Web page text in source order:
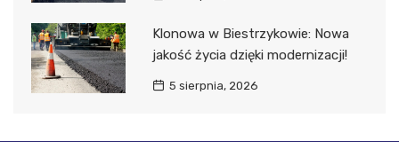
Klonowa w Biestrzykowie: Nowa
jakość życia dzięki modernizacji!
5 sierpnia, 2026